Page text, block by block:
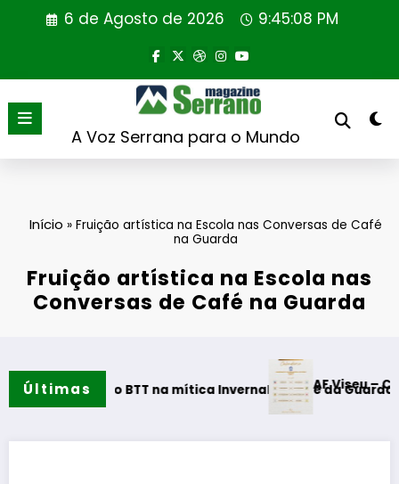
6 de Agosto de 2026 9:45:08 PM
A Voz Serrana para o Mundo
Início » Fruição artística na Escola nas Conversas de Café
na Guarda
Fruição artística na Escola nas
Conversas de Café na Guarda
Últimas
do BTT na mítica Invernal Cidade da Guarda
AF Viseu –